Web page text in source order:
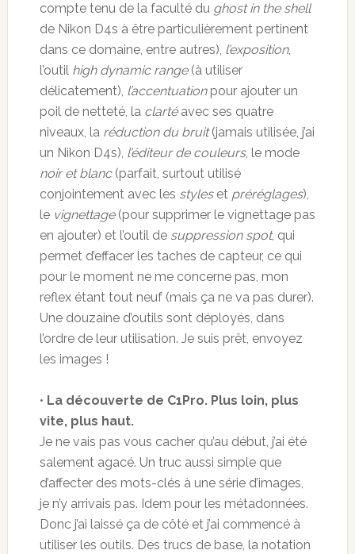
compte tenu de la faculté du ghost in the shell
de Nikon D4s à être particulièrement pertinent
dans ce domaine, entre autres), l’exposition,
l’outil high dynamic range(à utiliser
délicatement), l’accentuationpour ajouter un
poil de netteté, la clartéavec ses quatre
niveaux, la réduction du bruit(jamais utilisée, j’ai
un Nikon D4s), l’éditeur de couleurs, le mode
noir et blanc(parfait, surtout utilisé
conjointement avec les styleset préréglages),
le vignettage(pour supprimer le vignettage pas
en ajouter) et l’outil de suppression spot, qui
permet d’effacer les taches de capteur, ce qui
pour le moment ne me concerne pas, mon
reflex étant tout neuf (mais ça ne va pas durer).
Une douzaine d’outils sont déployés, dans
l’ordre de leur utilisation. Je suis prêt, envoyez
les images !
• La découverte de C1Pro. Plus loin, plus
vite, plus haut.
Je ne vais pas vous cacher qu’au début, j’ai été
salement agacé. Un truc aussi simple que
d’affecter des mots-clés à une série d’images,
je n’y arrivais pas. Idem pour les métadonnées.
Donc j’ai laissé ça de côté et j’ai commencé à
utiliser les outils. Des trucs de base, la notation